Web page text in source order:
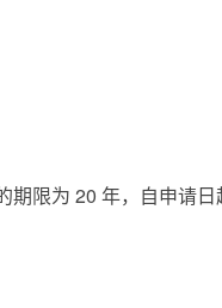
期限为 20 年，自申请